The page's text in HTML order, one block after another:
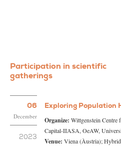
Participation in scientific
gatherings
06
December
2023
Exploring Population
Organize: Wittgenstein Centre
Capital-IIASA, OeAW,
Venue: Viena (Àustria); Hybrid